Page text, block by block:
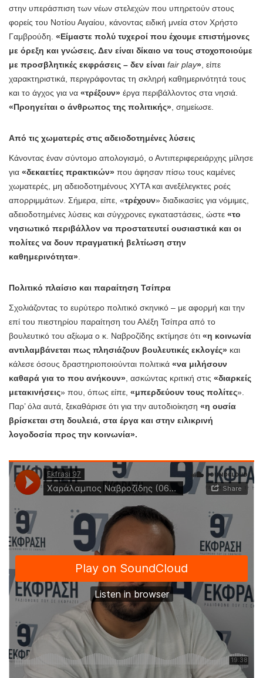
στην υπεράσπιση των νέων στελεχών που υπηρετούν στους
φορείς του Νοτίου Αιγαίου, κάνοντας ειδική μνεία στον Χρήστο
Γαμβρούδη. «Είμαστε πολύ τυχεροί που έχουμε επιστήμονες
με όρεξη και γνώσεις. Δεν είναι δίκαιο να τους στοχοποιούμε
με προσβλητικές εκφράσεις – δεν είναι fair play» , είπε
χαρακτηριστικά, περιγράφοντας τη σκληρή καθημερινότητά τους
και το άγχος για να «τρέξουν» έργα περιβάλλοντος στα νησιά.
«Προηγείται ο άνθρωπος της πολιτικής» , σημείωσε.
Από τις χωματερές στις αδειοδοτημένες λύσεις
Κάνοντας έναν σύντομο απολογισμό, ο Αντιπεριφερειάρχης μίλησε
για «δεκαετίες πρακτικών» που άφησαν πίσω τους καμένες
χωματερές, μη αδειοδοτημένους ΧΥΤΑ και ανεξέλεγκτες ροές
απορριμμάτων. Σήμερα, είπε, «τρέχουν» διαδικασίες για νόμιμες,
αδειοδοτημένες λύσεις και σύγχρονες εγκαταστάσεις, ώστε «το
νησιωτικό περιβάλλον να προστατευτεί ουσιαστικά και οι
πολίτες να δουν πραγματική βελτίωση στην
καθημερινότητα»
Πολιτικό πλαίσιο και παραίτηση Τσίπρα
Σχολιάζοντας το ευρύτερο πολιτικό σκηνικό – με αφορμή και την
επί του πιεστηρίου παραίτηση του Αλέξη Τσίπρα από το
βουλευτικό του αξίωμα ο κ. Ναβροζίδης εκτίμησε ότι «η κοινωνία
αντιλαμβάνεται πως πλησιάζουν βουλευτικές εκλογές» και
κάλεσε όσους δραστηριοποιούνται πολιτικά «να μιλήσουν
καθαρά για το που ανήκουν» , ασκώντας κριτική στις «διαρκείς
μετακινήσεις» που, όπως είπε, «μπερδεύουν τους πολίτες».
Παρ’ όλα αυτά, ξεκαθάρισε ότι για την αυτοδιοίκηση «η ουσία
βρίσκεται στη δουλειά, στα έργα και στην ειλικρινή
λογοδοσία προς την κοινωνία».